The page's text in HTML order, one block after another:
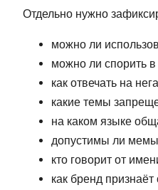
Отдельно нужно
можно ли
можно ли спорить
как отвечать на
какие темы
на каком языке
допустимы ли
кто говорит от
как бренд